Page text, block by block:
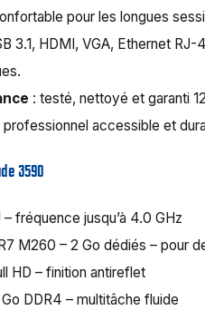
pour les longues
3.1, HDMI, VGA, Ethernet
: testé, nettoyé et garanti
professionnel accessible et
3590
fréquence jusqu’à 4.0 GHz
M260 – 2 Go dédiés – pour
HD – finition antireflet
Go DDR4 – multitâche fluide